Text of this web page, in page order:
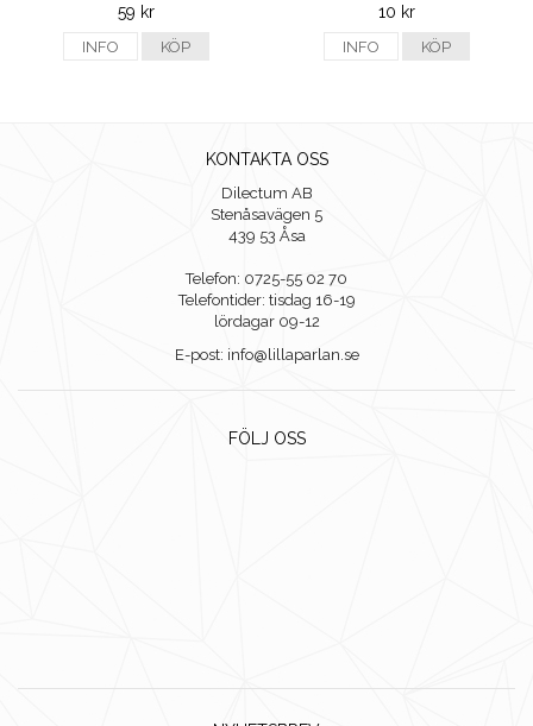
59 kr
INFO KÖP
10 kr
INFO KÖP
KONTAKTA OSS
Dilectum AB
Stenåsavägen 5
439 53 Åsa
Telefon: 0725-55 02 70
Telefontider: tisdag 16-19
lördagar 09-12
E-post: info@lillaparlan.se
FÖLJ OSS